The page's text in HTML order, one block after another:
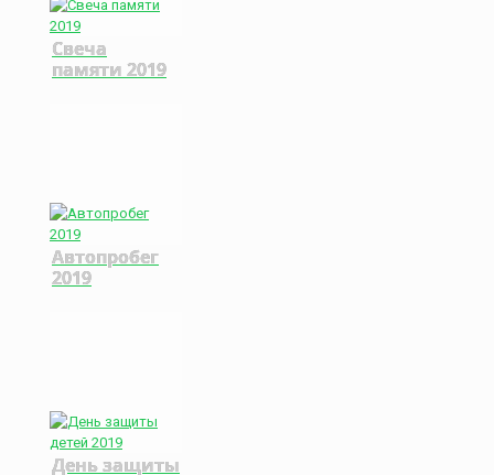
Свеча
памяти 2019
Автопробег
2019
День защиты